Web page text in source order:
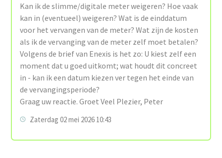
Kan ik de slimme/digitale meter weigeren? Hoe vaak
kan in (eventueel) weigeren? Wat is de einddatum
voor het vervangen van de meter? Wat zijn de kosten
als ik de vervanging van de meter zelf moet betalen?
Volgens de brief van Enexis is het zo: U kiest zelf een
moment dat u goed uitkomt; wat houdt dit concreet
in - kan ik een datum kiezen ver tegen het einde van
de vervangingsperiode?
Graag uw reactie. Groet Veel Plezier, Peter
Zaterdag 02 mei 2026 10:43